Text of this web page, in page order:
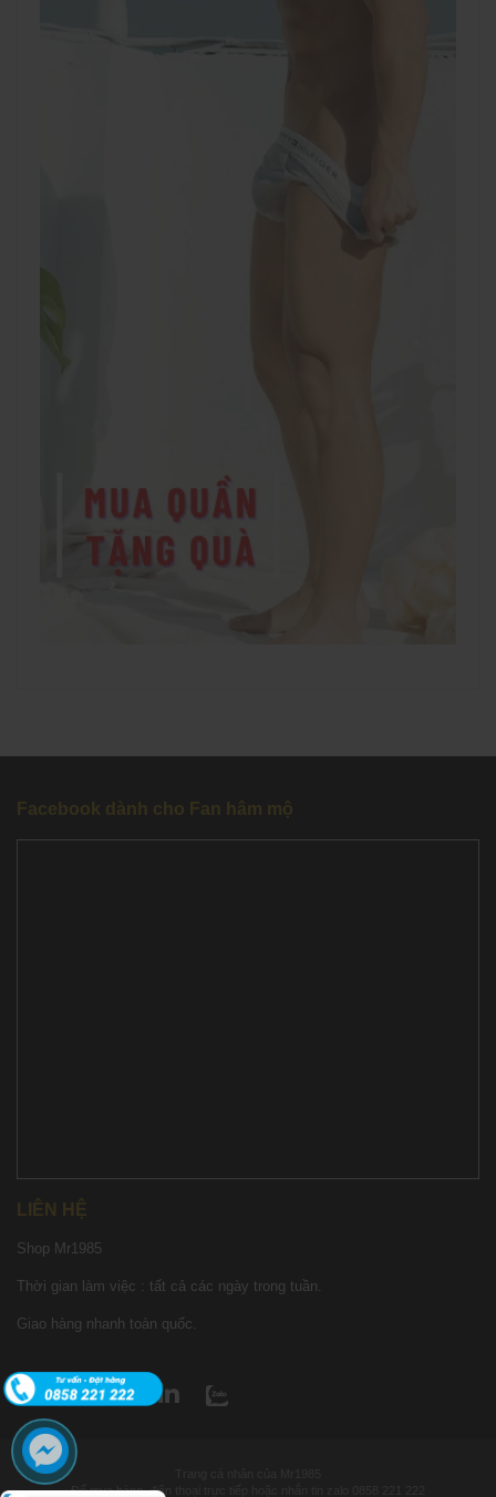
Facebook dành cho Fan hâm mộ
LIÊN HỆ
Shop Mr1985
Thời gian làm việc : tất cả các ngày trong tuần.
Giao hàng nhanh toàn quốc.
Để mua hàng, điện thoại trực tiếp hoặc nhắn tin zalo 0858 221 222